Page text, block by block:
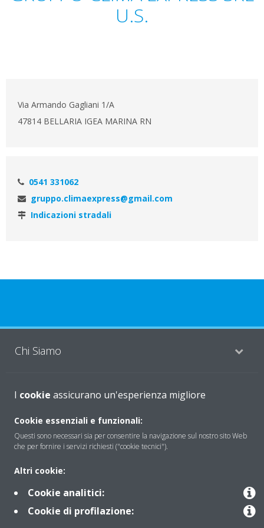
U.S.
Via Armando Gagliani 1/A
47814 BELLARIA IGEA MARINA RN
0541 331062
gruppo.climaexpress@gmail.com
Indicazioni stradali
Chi Siamo
Soluzioni
Contattaci
Periodo di supporto definito
Politica di segnalazione e divulgazione delle vulnerabilità del
Gruppo Daikin Europe
I cookie assicurano un'esperienza migliore
Cookie essenziali e funzionali:
Questi sono necessari sia per consentire la navigazione sul nostro sito Web
che per fornire i servizi richiesti ("cookie tecnici").
Altri cookie:
Cookie analitici:
Cookie di profilazione: